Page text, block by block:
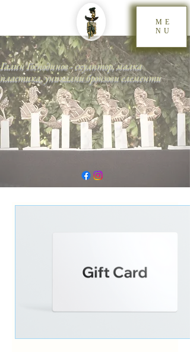
Галин Господинов - скулптор, малка
пластика, уникални бронзови елементи
ME
NU